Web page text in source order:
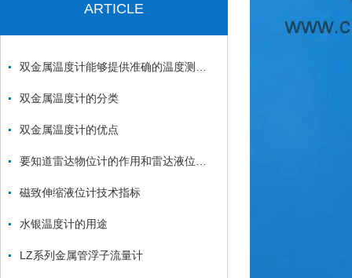
ARTICLE
双金属温度计的分类
双金属温度计的优点
磁致伸缩液位计技术指标
水银温度计的用途
LZ系列金属管浮子流量计